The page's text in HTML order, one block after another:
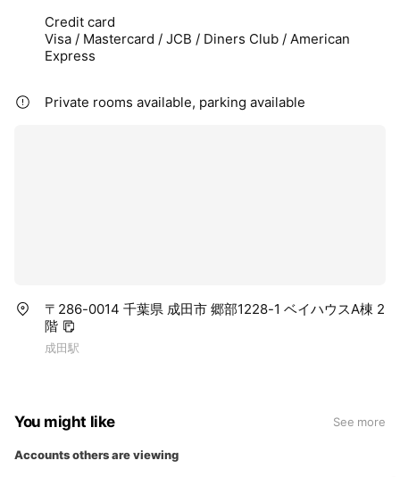
Credit card
Visa / Mastercard / JCB / Diners Club / American
Express
Private rooms available, parking available
〒286-0014 千葉県 成田市 郷部1228-1 ベイハウスA棟 2
階
成田駅
You might like See more
Accounts others are viewing